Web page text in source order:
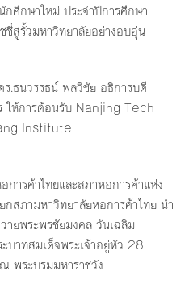
ศึกษาใหม่ ประจำปีการศึกษา
สู่รั้วมหาวิทยาลัยอย่างอบอุ่น
ร.ธนวรรธน์ พลวิชัย อธิการบดี
ให้การต้อนรับ Nanjing Tech
Institute
การค้าไทยและสภาหอการค้าแห่ง
กสภามหาวิทยาลัยหอการค้าไทย นำ
ายพระพรชัยมงคล วันเฉลิม
บาทสมเด็จพระเจ้าอยู่หัว 28
พระบรมมหาราชวัง